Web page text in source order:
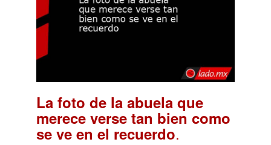
La foto de la abuela que
merece verse tan bien como
se ve en el recuerdo.